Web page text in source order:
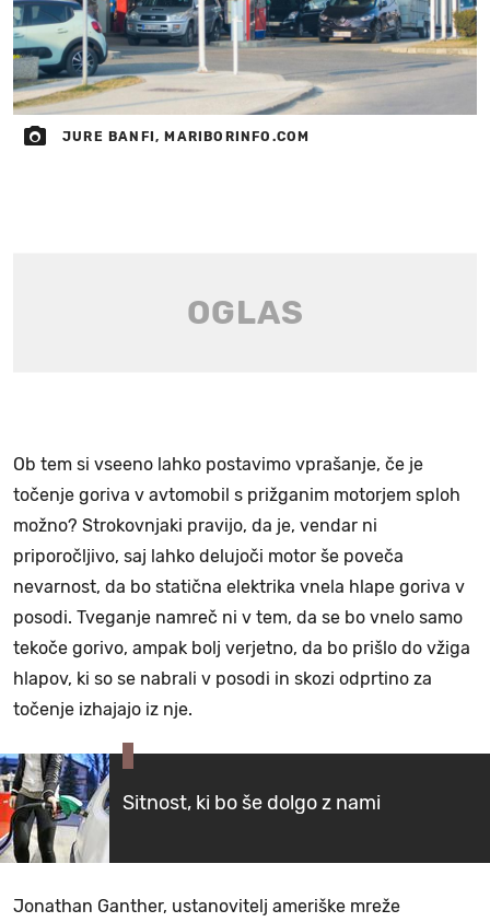
JURE BANFI, MARIBORINFO.COM
Ob tem si vseeno lahko postavimo vprašanje, če je
točenje goriva v avtomobil s prižganim motorjem sploh
možno? Strokovnjaki pravijo, da je, vendar ni
priporočljivo, saj lahko delujoči motor še poveča
nevarnost, da bo statična elektrika vnela hlape goriva v
posodi. Tveganje namreč ni v tem, da se bo vnelo samo
tekoče gorivo, ampak bolj verjetno, da bo prišlo do vžiga
hlapov, ki so se nabrali v posodi in skozi odprtino za
točenje izhajajo iz nje.
Sitnost, ki bo še dolgo z nami
Jonathan Ganther, ustanovitelj ameriške mreže